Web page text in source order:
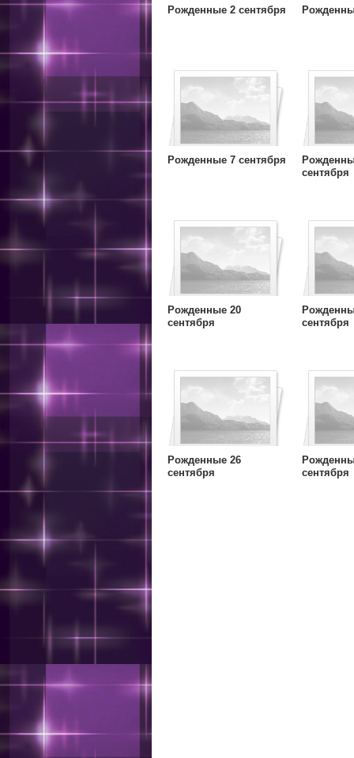
Рожденные 2 сентября
Рожденные 7 сентября
сентября
Рожденные 20
сентября
сентября
Рожденные 26
сентября
сентября